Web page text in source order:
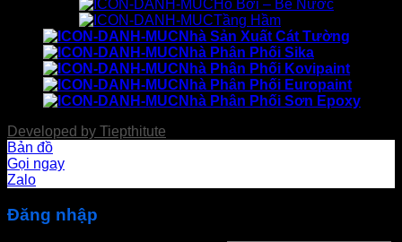
Hồ Bơi – Bể Nước
Tầng Hầm
Nhà Sản Xuất Cát Tường
Nhà Phân Phối Sika
Nhà Phân Phối Kovipaint
Nhà Phân Phối Europaint
Nhà Phân Phối Sơn Epoxy
Developed by Tiepthitute
Bản đồ
Gọi ngay
Zalo
Đăng nhập